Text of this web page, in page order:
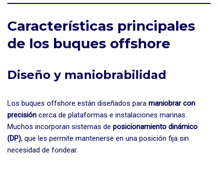
Características principales
de los buques offshore
Diseño y maniobrabilidad
Los buques offshore están diseñados para maniobrar con
precisión cerca de plataformas e instalaciones marinas.
Muchos incorporan sistemas de posicionamiento dinámico
(DP), que les permite mantenerse en una posición fija sin
necesidad de fondear.